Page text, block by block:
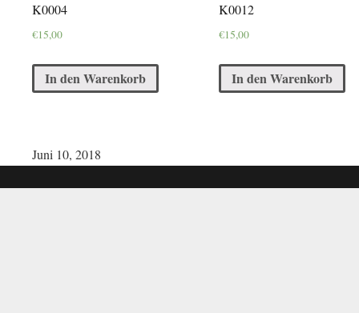
K0004
€15,00
In den Warenkorb
K0012
€15,00
In den Warenkorb
Juni 10, 2018